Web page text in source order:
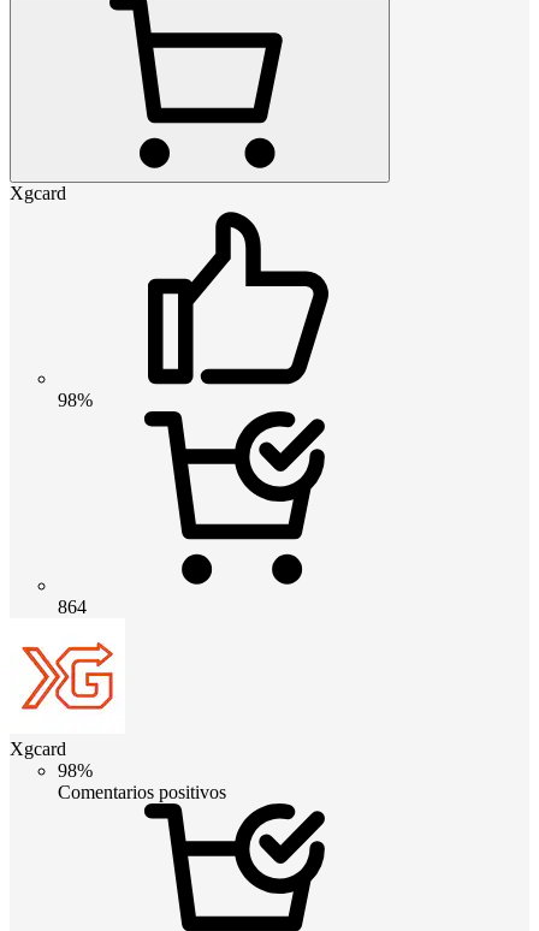
Xgcard
98%
864
Xgcard
98%
Comentarios positivos